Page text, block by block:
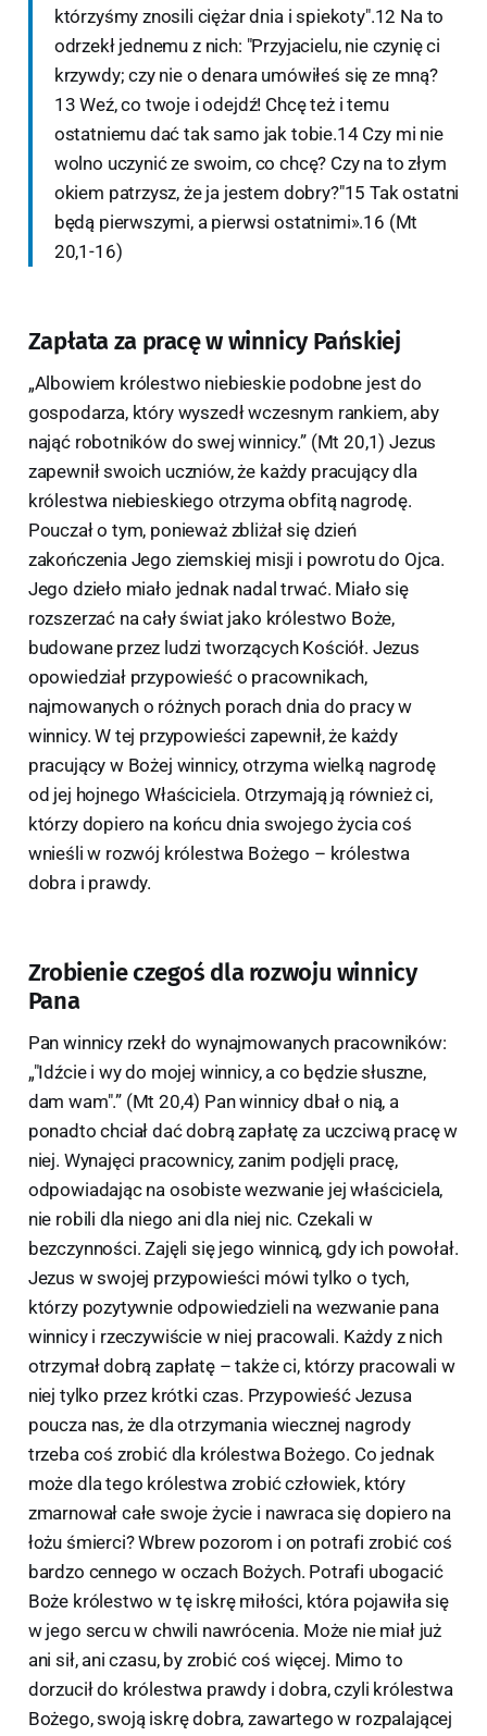
którzyśmy znosili ciężar dnia i spiekoty".12 Na to
odrzekł jednemu z nich: "Przyjacielu, nie czynię ci
krzywdy; czy nie o denara umówiłeś się ze mną?
13 Weź, co twoje i odejdź! Chcę też i temu
ostatniemu dać tak samo jak tobie.14 Czy mi nie
wolno uczynić ze swoim, co chcę? Czy na to złym
okiem patrzysz, że ja jestem dobry?"15 Tak ostatni
będą pierwszymi, a pierwsi ostatnimi».16 (Mt
20,1-16)
Zapłata za pracę w winnicy Pańskiej
„Albowiem królestwo niebieskie podobne jest do
gospodarza, który wyszedł wczesnym rankiem, aby
nająć robotników do swej winnicy.” (Mt 20,1) Jezus
zapewnił swoich uczniów, że każdy pracujący dla
królestwa niebieskiego otrzyma obfitą nagrodę.
Pouczał o tym, ponieważ zbliżał się dzień
zakończenia Jego ziemskiej misji i powrotu do Ojca.
Jego dzieło miało jednak nadal trwać. Miało się
rozszerzać na cały świat jako królestwo Boże,
budowane przez ludzi tworzących Kościół. Jezus
opowiedział przypowieść o pracownikach,
najmowanych o różnych porach dnia do pracy w
winnicy. W tej przypowieści zapewnił, że każdy
pracujący w Bożej winnicy, otrzyma wielką nagrodę
od jej hojnego Właściciela. Otrzymają ją również ci,
którzy dopiero na końcu dnia swojego życia coś
wnieśli w rozwój królestwa Bożego – królestwa
dobra i prawdy.
Zrobienie czegoś dla rozwoju winnicy
Pana
Pan winnicy rzekł do wynajmowanych pracowników:
„"Idźcie i wy do mojej winnicy, a co będzie słuszne,
dam wam".” (Mt 20,4) Pan winnicy dbał o nią, a
ponadto chciał dać dobrą zapłatę za uczciwą pracę w
niej. Wynajęci pracownicy, zanim podjęli pracę,
odpowiadając na osobiste wezwanie jej właściciela,
nie robili dla niego ani dla niej nic. Czekali w
bezczynności. Zajęli się jego winnicą, gdy ich powołał.
Jezus w swojej przypowieści mówi tylko o tych,
którzy pozytywnie odpowiedzieli na wezwanie pana
winnicy i rzeczywiście w niej pracowali. Każdy z nich
otrzymał dobrą zapłatę – także ci, którzy pracowali w
niej tylko przez krótki czas. Przypowieść Jezusa
poucza nas, że dla otrzymania wiecznej nagrody
trzeba coś zrobić dla królestwa Bożego. Co jednak
może dla tego królestwa zrobić człowiek, który
zmarnował całe swoje życie i nawraca się dopiero na
łożu śmierci? Wbrew pozorom i on potrafi zrobić coś
bardzo cennego w oczach Bożych. Potrafi ubogacić
Boże królestwo w tę iskrę miłości, która pojawiła się
w jego sercu w chwili nawrócenia. Może nie miał już
ani sił, ani czasu, by zrobić coś więcej. Mimo to
dorzucił do królestwa prawdy i dobra, czyli królestwa
Bożego, swoją iskrę dobra, zawartego w rozpalającej